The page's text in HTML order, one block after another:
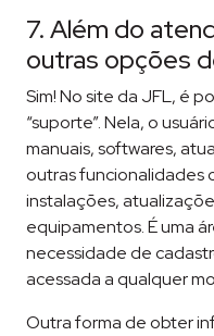
7. Além do
outras opções
Sim! No site da JFL, é
“suporte”. Nela, o
manuais, softwares,
outras funcionalidades
instalações,
equipamentos. É uma
necessidade de
acessada a qualquer
Outra forma de obter